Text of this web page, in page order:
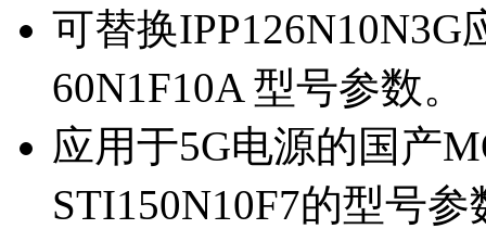
可替换
60N1F10A 型号参数。
应用于5G电源的国产
STI150N10F7的型号参